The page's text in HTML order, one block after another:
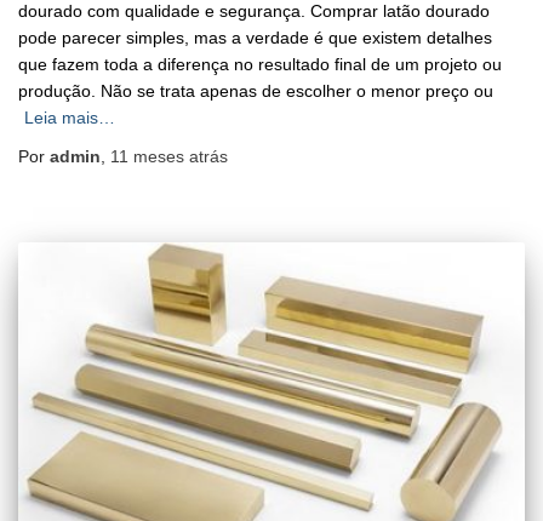
dourado com qualidade e segurança. Comprar latão dourado
pode parecer simples, mas a verdade é que existem detalhes
que fazem toda a diferença no resultado final de um projeto ou
produção. Não se trata apenas de escolher o menor preço ou
Leia mais…
Por admin 11 meses atrás